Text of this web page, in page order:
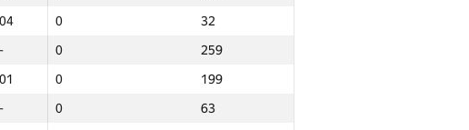
0
32
0
259
0
199
0
63